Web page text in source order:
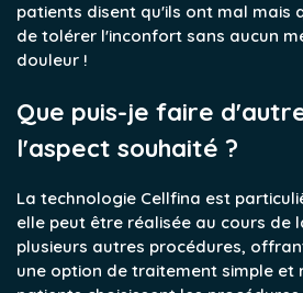
patients disent qu'ils ont mal mais
de tolérer l'inconfort sans aucun
douleur !
Que puis-je faire
l'aspect souhaité ?
La technologie Cellfina est
elle peut être réalisée au cours de
plusieurs autres procédures,
une option de traitement simple et